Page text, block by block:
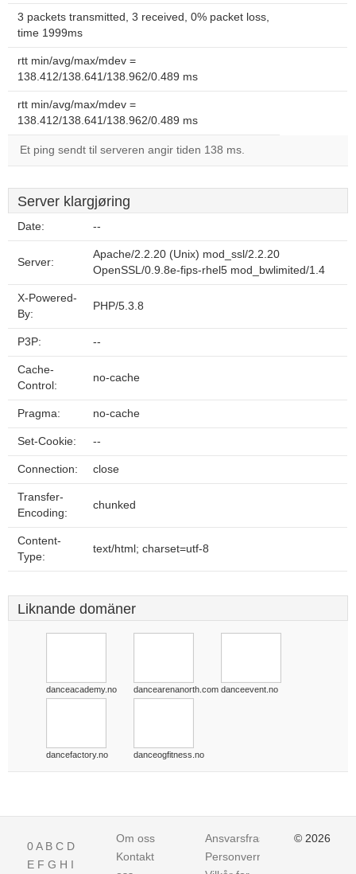
3 packets transmitted, 3 received, 0% packet loss,
time 1999ms
rtt min/avg/max/mdev =
138.412/138.641/138.962/0.489 ms
rtt min/avg/max/mdev =
138.412/138.641/138.962/0.489 ms
Et ping sendt til serveren angir tiden 138 ms.
Server klargjøring
Date: --
Server:
Apache/2.2.20 (Unix) mod_ssl/2.2.20
OpenSSL/0.9.8e-fips-rhel5 mod_bwlimited/1.4
X-Powered-
By:
PHP/5.3.8
P3P: --
Cache-
Control:
no-cache
Pragma: no-cache
Set-Cookie: --
Connection: close
Transfer-
Encoding:
chunked
Content-
Type:
text/html; charset=utf-8
Liknande domäner
danceacademy.no dancearenanorth.com danceevent.no
dancefactory.no danceogfitness.no
0A B C D
E F G H I
Om oss
Kontakt
Ansvarsfraskrivelse
Personvern
© 2026